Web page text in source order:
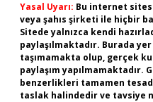
Yasal Uyarı: Bu internet
veya şahıs şirketi ile hiçbir
Sitede yalnızca kendi
paylaşılmaktadır. Burada
taşımamakta olup, gerçek
paylaşım yapılmamaktadır.
benzerlikleri tamamen
taslak halindedir ve tavsiye